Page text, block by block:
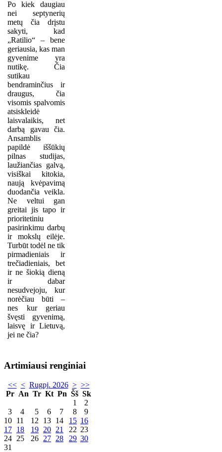
Po kiek daugiau
nei septynerių
metų čia drįstu
sakyti, kad
„Ratilio“ – bene
geriausia, kas man
gyvenime yra
nutikę. Čia
sutikau
bendraminčius ir
draugus, čia
visomis spalvomis
atsiskleidė
laisvalaikis, net
darbą gavau čia.
Ansamblis
papildė iššūkių
pilnas studijas,
laužiančias galvą,
visiškai kitokia,
naują kvėpavimą
duodančia veikla.
Ne veltui gan
greitai jis tapo ir
prioritetiniu
pasirinkimu darbų
ir mokslų eilėje.
Turbūt todėl ne tik
pirmadieniais ir
trečiadieniais, bet
ir ne šiokią dieną
ir dabar
nesudvejoju, kur
norėčiau būti –
nes kur geriau
švęsti gyvenimą,
laisvę ir Lietuvą,
jei ne čia?
Artimiausi renginiai
<< < Rugpj. 2026 > >>
Pr An Tr Kt Pn Šš Sk
1
2
3
4 5 6 7 8
9
10 11 12 13 14 15 16
17 18 19 20 21 22 23
24 25 26 27 28 29 30
31